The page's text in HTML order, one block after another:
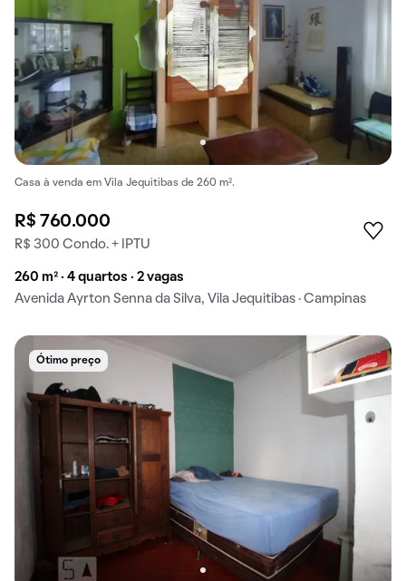
Casa à venda em Vila Jequitibas de 260 m².
R$ 760.000
R$ 300 Condo. + IPTU
260 m² · 4 quartos · 2 vagas
Avenida Ayrton Senna da Silva, Vila Jequitibas · Campinas
Ótimo preço